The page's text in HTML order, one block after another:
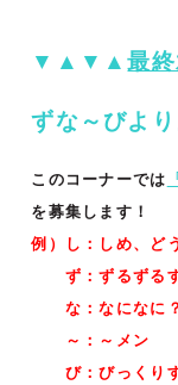
▼▲▼▲最
ずな～びよ
このコーナーでは
を募集します！
例）し：しめ、ど
ず：ずるずるす
な：なになに？
～：～メン
び：びっくりす